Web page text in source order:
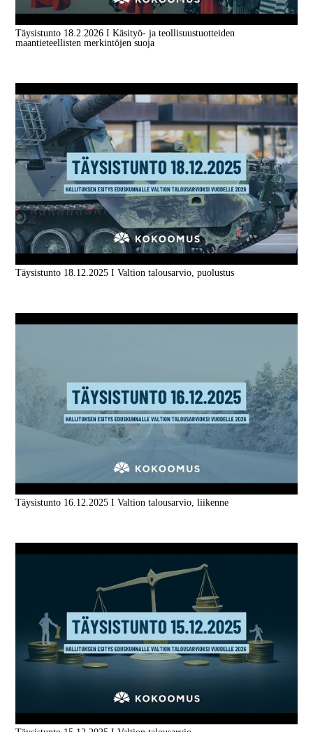
Täysistunto 18.2.2026 I Käsityö- ja teollisuustuotteiden
maantieteellisten merkintöjen suoja
Täysistunto 18.12.2025 I Valtion talousarvio, puolustus
Täysistunto 16.12.2025 I Valtion talousarvio, liikenne